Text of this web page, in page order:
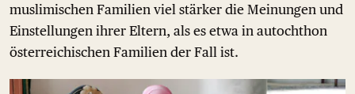
muslimischen Familien viel stärker die Meinungen und
Einstellungen ihrer Eltern, als es etwa in autochthon
österreichischen Familien der Fall ist.